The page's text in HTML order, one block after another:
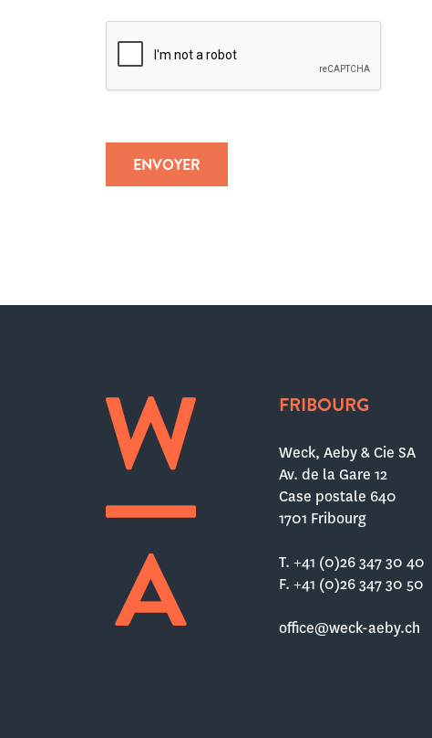
FRIBOURG
Weck, Aeby & Cie SA
Av. de la Gare 12
Case postale 640
1701 Fribourg
T. +41 (0)26 347 30 40
F. +41 (0)26 347 30 50
office@weck-aeby.ch